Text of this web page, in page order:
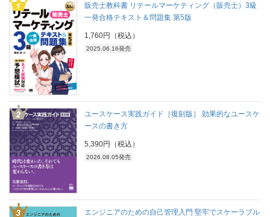
販売士教科書 リテールマーケティング（販売士）3級
一発合格テキスト＆問題集 第5版
1,760円（税込）
2025.06.16発売
ユースケース実践ガイド［復刻版］ 効果的なユースケ
ースの書き方
5,390円（税込）
2026.08.05発売
エンジニアのための自己管理入門 堅牢でスケーラブル